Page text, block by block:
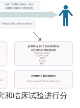
和临床试验进行分